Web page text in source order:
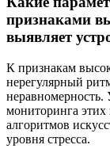
признаками
выявляет
К признакам
нерегулярный
неравномерность.
мониторинга
алгоритмов
уровня стресса.